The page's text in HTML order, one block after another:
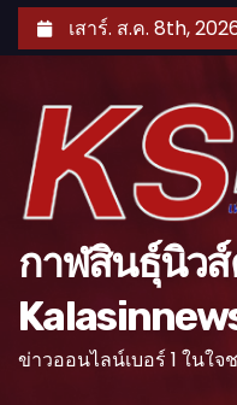
k
เสาร์. ส.ค. 8th,
กาฬสินธุ์นิว
ข่าวออนไลน์เบอร์ 1 ในใ